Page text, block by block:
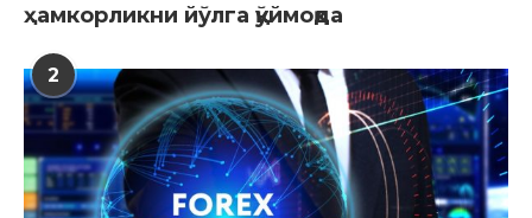
ҳамкорликни йўлга қўймоқда
2